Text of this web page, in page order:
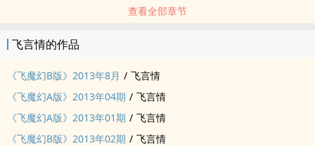
查看全部章节
飞言情的作品
《飞魔幻B版》2013年8月 / 飞言情
《飞魔幻A版》2013年04期 / 飞言情
《飞魔幻A版》2013年01期 / 飞言情
《飞魔幻B版》2013年02期 / 飞言情